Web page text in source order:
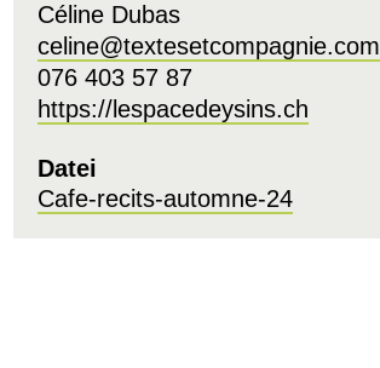
Céline Dubas
celine@textesetcompagnie.com
076 403 57 87
https://lespacedeysins.ch
Datei
Cafe-recits-automne-24